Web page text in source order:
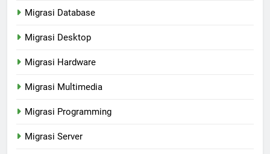
Migrasi Database
Migrasi Desktop
Migrasi Hardware
Migrasi Multimedia
Migrasi Programming
Migrasi Server